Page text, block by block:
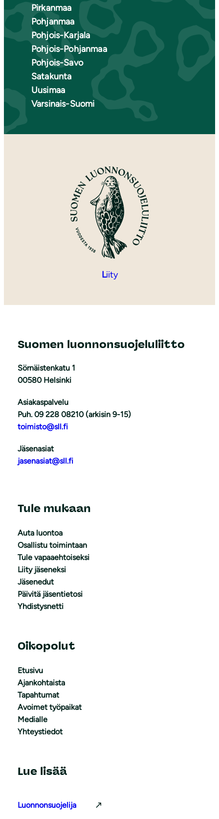
Pirkanmaa
Pohjanmaa
Pohjois-Karjala
Pohjois-Pohjanmaa
Pohjois-Savo
Satakunta
Uusimaa
Varsinais-Suomi
Liity
Suomen luonnonsuojeluliitto
Sörnäistenkatu 1
00580 Helsinki
Asiakaspalvelu
Puh. 09 228 08210 (arkisin 9-15)
toimisto@sll.fi
Jäsenasiat
jasenasiat@sll.fi
Tule mukaan
Auta luontoa
Osallistu toimintaan
Tule vapaaehtoiseksi
Liity jäseneksi
Jäsenedut
Päivitä jäsentietosi
Yhdistysnetti
Oikopolut
Etusivu
Ajankohtaista
Tapahtumat
Avoimet työpaikat
Medialle
Yhteystiedot
Lue lisää
Luonnonsuojelija